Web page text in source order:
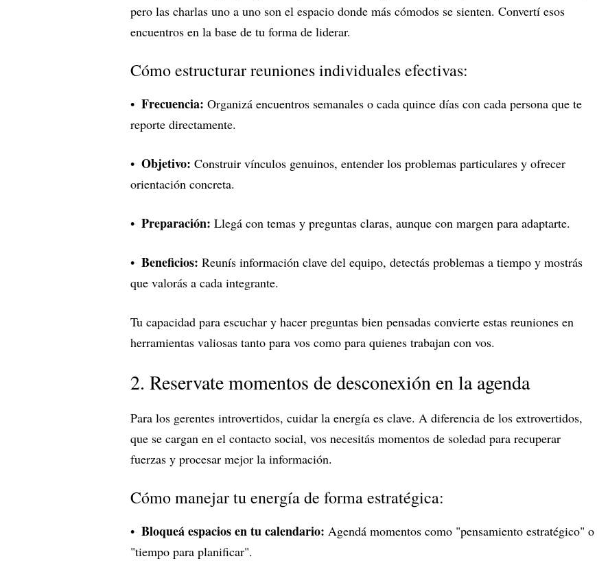
pero las charlas uno a uno son el espacio donde más cómodos se sienten. Convertí esos
encuentros en la base de tu forma de liderar.
Cómo estructurar reuniones individuales efectivas:
Frecuencia: Organizá encuentros semanales o cada quince días con cada persona que te
reporte directamente.
Objetivo: Construir vínculos genuinos, entender los problemas particulares y ofrecer
orientación concreta.
Preparación: Llegá con temas y preguntas claras, aunque con margen para adaptarte.
Beneficios: Reunís información clave del equipo, detectás problemas a tiempo y mostrás
que valorás a cada integrante.
Tu capacidad para escuchar y hacer preguntas bien pensadas convierte estas reuniones en
herramientas valiosas tanto para vos como para quienes trabajan con vos.
2. Reservate momentos de desconexión en la agenda
Para los gerentes introvertidos, cuidar la energía es clave. A diferencia de los extrovertidos,
que se cargan en el contacto social, vos necesitás momentos de soledad para recuperar
fuerzas y procesar mejor la información.
Cómo manejar tu energía de forma estratégica:
Bloqueá espacios en tu calendario: Agendá momentos como "pensamiento estratégico" o
"tiempo para planificar".